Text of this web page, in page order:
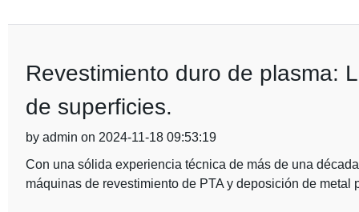
Revestimiento duro de plasma:
de superficies.
by admin on 2024-11-18 09:53:19
Con una sólida experiencia técnica de más de una
máquinas de revestimiento de PTA y deposición de metal